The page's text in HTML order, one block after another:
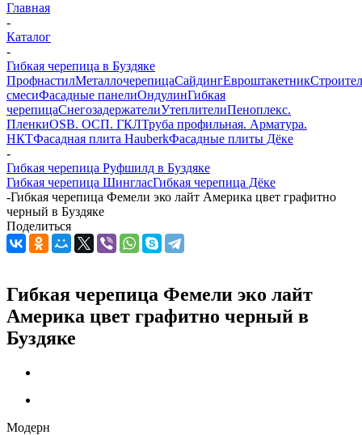
Главная
-
Каталог
-
Гибкая черепица в Буздяке
ПрофнастилМеталлочерепицаСайдингЕвроштакетник
смесиФасадные панелиОндулинГибкая
черепицаСнегозадержателиУтеплителиПеноплекс.
ПленкиOSB. ОСП. ГКЛТруба профильная. Арматура.
НКТФасадная плита HauberkФасадные плиты Дёке
-
Гибкая черепица Руфшилд в Буздяке
Гибкая черепица ШингласГибкая черепица Дёке
-Гибкая черепица Фемели эко лайт Америка цвет графитно
черный в Буздяке
Поделиться
Гибкая черепица Фемели эко лайт
Америка цвет графитно черный в
Буздяке
Модерн